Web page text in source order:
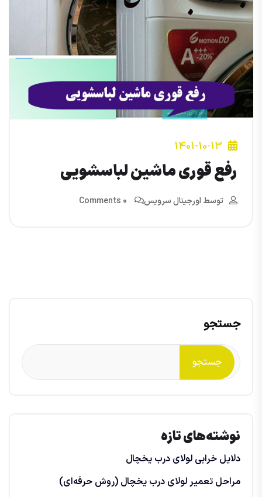
1401-10-13
رفع قوری ماشین لباسشویی
توسط اورجینال سرویس 0 Comments
جستجو
جستجو
نوشته‌های تازه
دلایل خرابی لولای درب یخچال
مراحل تعمیر لولای درب یخچال (روش حرفه‌ای)